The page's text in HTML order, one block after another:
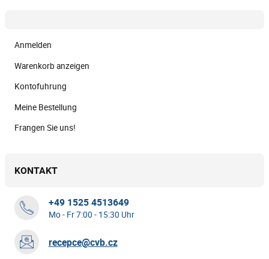
Anmelden
Warenkorb anzeigen
Kontofuhrung
Meine Bestellung
Frangen Sie uns!
KONTAKT
+49 1525 4513649
Mo - Fr 7:00 - 15:30 Uhr
recepce@cvb.cz